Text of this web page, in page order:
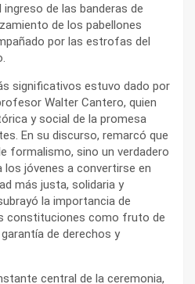
de las banderas de
de los pabellones
por las estrofas del
significativos estuvo dado por
Walter Cantero, quien
y social de la promesa
En su discurso, remarcó que
formalismo, sino un verdadero
jóvenes a convertirse en
más justa, solidaria y
la importancia de
constituciones como fruto de
de derechos y
central de la ceremonia,